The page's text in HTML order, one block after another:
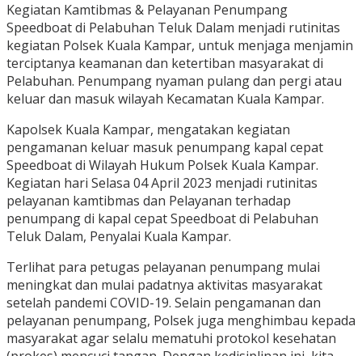
Kegiatan Kamtibmas & Pelayanan Penumpang
Speedboat di Pelabuhan Teluk Dalam menjadi rutinitas
kegiatan Polsek Kuala Kampar, untuk menjaga menjamin
terciptanya keamanan dan ketertiban masyarakat di
Pelabuhan. Penumpang nyaman pulang dan pergi atau
keluar dan masuk wilayah Kecamatan Kuala Kampar.
Kapolsek Kuala Kampar, mengatakan kegiatan
pengamanan keluar masuk penumpang kapal cepat
Speedboat di Wilayah Hukum Polsek Kuala Kampar.
Kegiatan hari Selasa 04 April 2023 menjadi rutinitas
pelayanan kamtibmas dan Pelayanan terhadap
penumpang di kapal cepat Speedboat di Pelabuhan
Teluk Dalam, Penyalai Kuala Kampar.
Terlihat para petugas pelayanan penumpang mulai
meningkat dan mulai padatnya aktivitas masyarakat
setelah pandemi COVID-19. Selain pengamanan dan
pelayanan penumpang, Polsek juga menghimbau kepada
masyarakat agar selalu mematuhi protokol kesehatan